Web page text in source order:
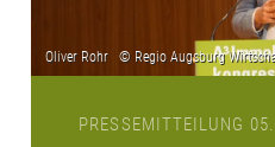
PRESSEMITTEILUNG